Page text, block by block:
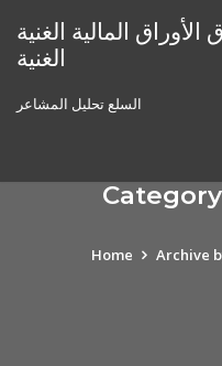
content
المالية الغنية
الغنية
السلع تحليل المشاعر
Home Archive